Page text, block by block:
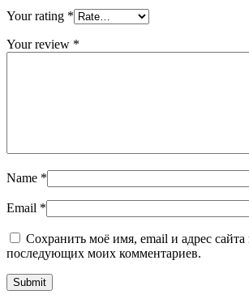
Your rating *
Your review *
Name *
Email *
Сохранить моё имя, email и адрес сайта
последующих моих комментариев.